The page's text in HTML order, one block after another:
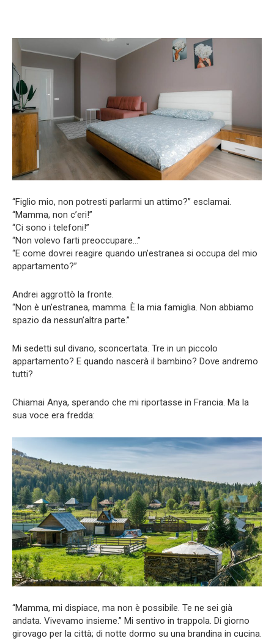
“Figlio mio, non potresti parlarmi un attimo?” esclamai.
“Mamma, non c’eri!”
“Ci sono i telefoni!”
“Non volevo farti preoccupare…”
“E come dovrei reagire quando un’estranea si occupa del mio
appartamento?”
Andrei aggrottò la fronte.
“Non è un’estranea, mamma. È la mia famiglia. Non abbiamo
spazio da nessun’altra parte.”
Mi sedetti sul divano, sconcertata. Tre in un piccolo
appartamento? E quando nascerà il bambino? Dove andremo
tutti?
Chiamai Anya, sperando che mi riportasse in Francia. Ma la
sua voce era fredda:
“Mamma, mi dispiace, ma non è possibile. Te ne sei già
andata. Vivevamo insieme.” Mi sentivo in trappola. Di giorno
girovago per la città; di notte dormo su una brandina in cucina.